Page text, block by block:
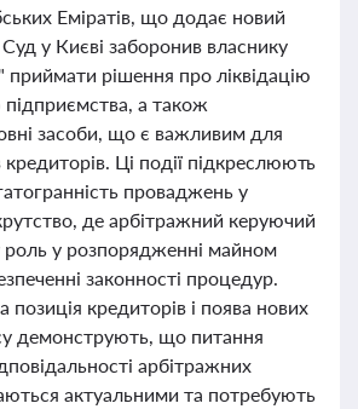
Еміратів, що додає новий
у Києві заборонив власнику
рішення про ліквідацію
підприємства, а також
засоби, що є важливим для
кредиторів. Ці події підкреслюють
проваджень у
де арбітражний керуючий
роль у розпорядженні майном
законності процедур.
позиція кредиторів і поява нових
демонструють, що питання
арбітражних
актуальними та потребують